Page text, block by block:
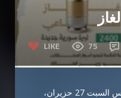
LIKE 75
أقر وزير الطاقة محمد البشير، أمس السبت 27 حزيران،